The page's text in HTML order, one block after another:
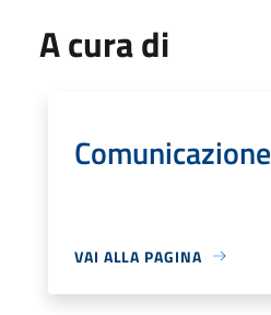
A cura di
Comunicazione
VAI ALLA PAGINA